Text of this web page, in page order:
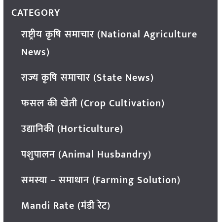
CATEGORY
राष्ट्रीय कृषि समाचार (National Agriculture
News)
राज्य कृषि समाचार (State News)
फसल की खेती (Crop Cultivation)
उद्यानिकी (Horticulture)
पशुपालन (Animal Husbandry)
समस्या – समाधान (Farming Solution)
Mandi Rate (मंडी रेट)